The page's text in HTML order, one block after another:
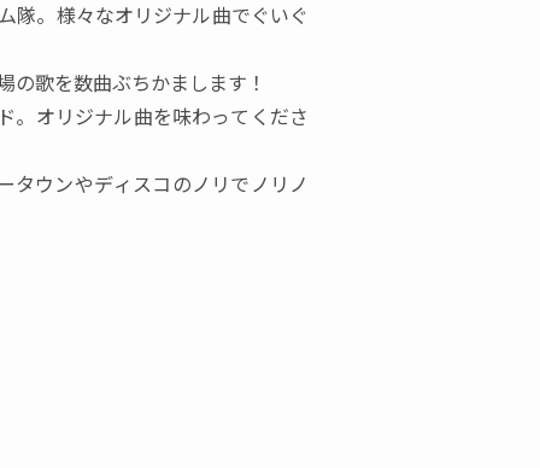
隊。様々なオリジナル曲でぐいぐ
の歌を数曲ぶちかまします！
。オリジナル曲を味わってくださ
タウンやディスコのノリでノリノ